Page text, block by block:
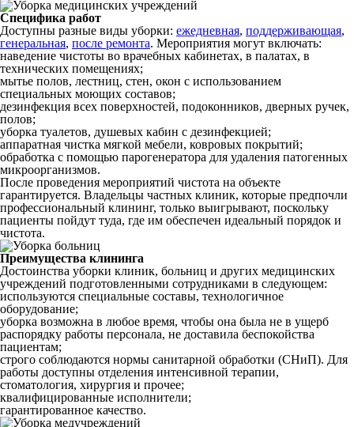
Специфика работ
Доступны разные виды уборки: ежедневная, поддерживающая,
генеральная, после ремонта. Мероприятия могут включать:
наведение чистоты во врачебных кабинетах, в палатах, в
технических помещениях;
мытье полов, лестниц, стен, окон с использованием
специальных моющих составов;
дезинфекция всех поверхностей, подоконников, дверных ручек,
полов;
уборка туалетов, душевых кабин с дезинфекцией;
аппаратная чистка мягкой мебели, ковровых покрытий;
обработка с помощью парогенератора для удаления патогенных
микроорганизмов.
После проведения мероприятий чистота на объекте
гарантируется. Владельцы частных клиник, которые предпочли
профессиональный клининг, только выигрывают, поскольку
пациенты пойдут туда, где им обеспечен идеальный порядок и
чистота.
Преимущества клининга
Достоинства уборки клиник, больниц и других медицинских
учреждений подготовленными сотрудниками в следующем:
используются специальные составы, технологичное
оборудование;
уборка возможна в любое время, чтобы она была не в ущерб
распорядку работы персонала, не доставила беспокойства
пациентам;
строго соблюдаются нормы санитарной обработки (СНиП). Для
работы доступны отделения интенсивной терапии,
стоматология, хирургия и прочее;
квалифицированные исполнители;
гарантированное качество.